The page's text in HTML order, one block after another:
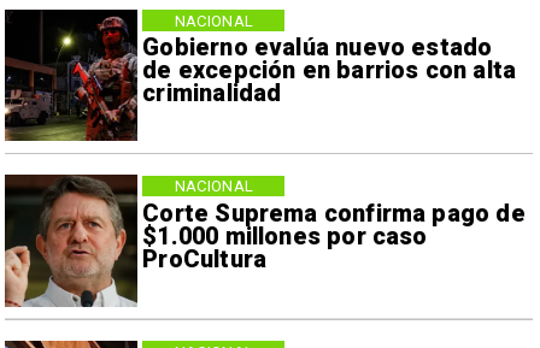
Gobierno evalúa nuevo estado
de excepción en barrios con alta
criminalidad
NACIONAL
Corte Suprema confirma pago de
$1.000 millones por caso
ProCultura
NACIONAL